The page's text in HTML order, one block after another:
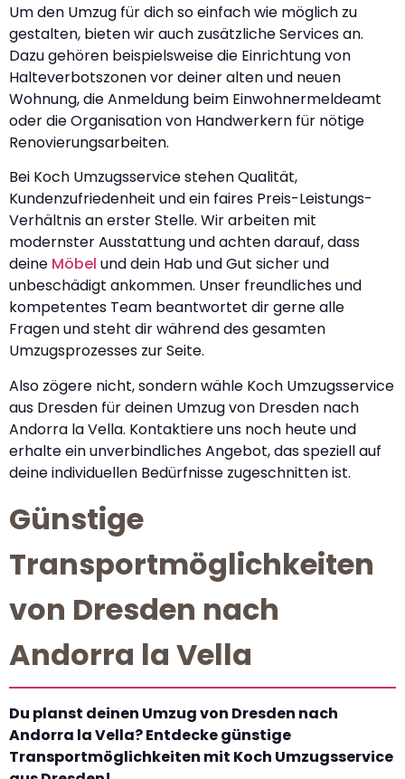
Um den Umzug für dich so einfach wie möglich zu
gestalten, bieten wir auch zusätzliche Services an.
Dazu gehören beispielsweise die Einrichtung von
Halteverbotszonen vor deiner alten und neuen
Wohnung, die Anmeldung beim Einwohnermeldeamt
oder die Organisation von Handwerkern für nötige
Renovierungsarbeiten.
Bei Koch Umzugsservice stehen Qualität,
Kundenzufriedenheit und ein faires Preis-Leistungs-
Verhältnis an erster Stelle. Wir arbeiten mit
modernster Ausstattung und achten darauf, dass
deine Möbel und dein Hab und Gut sicher und
unbeschädigt ankommen. Unser freundliches und
kompetentes Team beantwortet dir gerne alle
Fragen und steht dir während des gesamten
Umzugsprozesses zur Seite.
Also zögere nicht, sondern wähle Koch Umzugsservice
aus Dresden für deinen Umzug von Dresden nach
Andorra la Vella. Kontaktiere uns noch heute und
erhalte ein unverbindliches Angebot, das speziell auf
deine individuellen Bedürfnisse zugeschnitten ist.
Günstige
Transportmöglichkeiten
von Dresden nach
Andorra la Vella
Du planst deinen Umzug von Dresden nach
Andorra la Vella? Entdecke günstige
Transportmöglichkeiten mit Koch Umzugsservice